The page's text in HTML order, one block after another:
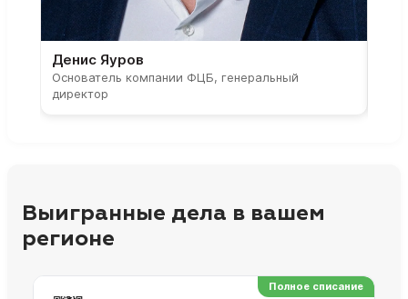
Денис Яуров
Основатель компании ФЦБ, генеральный
директор
Выигранные дела в вашем
регионе
Полное списание